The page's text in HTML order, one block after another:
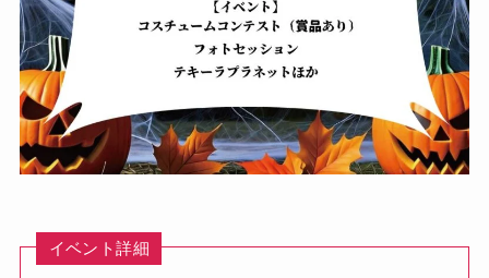
イベント詳細